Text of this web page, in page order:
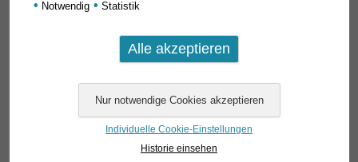
• Notwendig • Statistik
Individuelle Cookie-Einstellungen
Historie einsehen